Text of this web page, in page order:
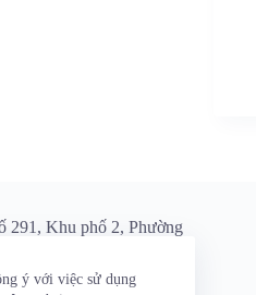
ý với việc sử dụng
291, Khu phố 2, Phường